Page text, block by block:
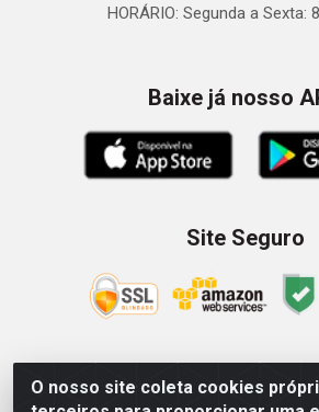
O nosso site coleta cookies
HORÁRIO: Segunda a Sexta:
Baixe já nosso
Site Seguro
Zein Importação e Comércio LTDA - Av.